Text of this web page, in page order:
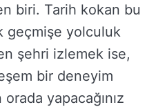
biri. Tarih kokan bu
geçmişe yolculuk
şehri izlemek ise,
bir deneyim
yapacağınız